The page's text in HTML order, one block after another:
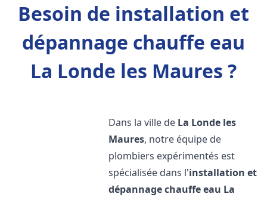
Besoin de installation et
dépannage chauffe eau
La Londe les Maures ?
Dans la ville de La Londe les
Maures, notre équipe de
plombiers expérimentés est
spécialisée dans l'installation et
dépannage chauffe eau La